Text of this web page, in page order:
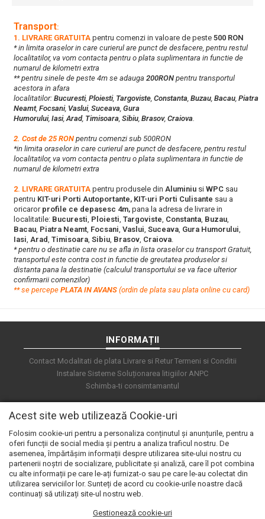
Transport:
1. LIVRARE GRATUITA pentru comenzi in valoare de peste 500 RON
* in limita oraselor in care curierul are punct de desfacere, pentru restul
localitatilor, va vom contacta pentru o plata suplimentara in functie de
numarul de kilometri extra
** pentru sinele de peste 4m se adauga 200RON pentru transportul
acestora in afara
localitatilor: Bucuresti, Ploiesti, Targoviste, Constanta, Buzau, Bacau, Piatra
Neamt, Focsani, Vaslui, Suceava, Gura
Humorului, Iasi,Arad, Timisoara, Sibiu, Brasov, Craiova.
2. Cost de 25 RON pentru comenzi sub 500RON
*in limita oraselor in care curierul are punct de desfacere, pentru restul
localitatilor, va vom contacta pentru o plata suplimentara in functie de
numarul de kilometri extra
2. LIVRARE GRATUITA pentru produsele din Aluminiu si WPC sau
pentru KIT-uri Porti Autoportante, KIT-uri Porti Culisante sau a
oricarorprofile ce depasesc 4m, pana la adresa de livrare in
localitatile: Bucuresti, Ploiesti, Targoviste, Constanta, Buzau,
Bacau, Piatra Neamt, Focsani, Vaslui, Suceava, Gura Humorului,
Iasi, Arad, Timisoara, Sibiu, Brasov, Craiova.
* pentru o destinatie care nu se afla in lista oraselor cu transport Gratuit,
transportul este contra cost in functie de greutatea produselor si
distanta pana la destinatie (calculul transportului se va face ulterior
confirmarii comenzilor)
**se percepe PLATA IN AVANS (ordin de plata sau plata online cu card)
INFORMAȚII
Contact Modalitati de plata Livrare si Retur Termeni si Conditii
Instalare Sisteme Soluționarea litigiilor ANPC
Schimba-ti consimtamantul
Acest site web utilizează Cookie-uri
Folosim cookie-uri pentru a personaliza conținutul și anunțurile, pentru a
oferi funcții de social media și pentru a analiza traficul nostru. De
asemenea, împărtășim informații despre utilizarea site-ului nostru cu
partenerii noștri de socializare, publicitate și analiză, care îl pot combina
cu alte informații pe care le-ați furnizat-o sau pe care le-au colectat din
utilizarea serviciilor lor. Sunteți de acord cu cookie-urile noastre dacă
continuați să utilizați site-ul nostru web.
Gestionează cookie-uri